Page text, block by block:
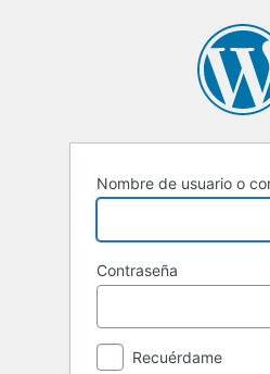
Nombre de usuario o
Contraseña
Recuérdame